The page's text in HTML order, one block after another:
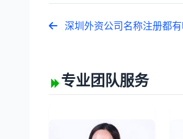
深圳外资公司名称注册都有
专业团队服务